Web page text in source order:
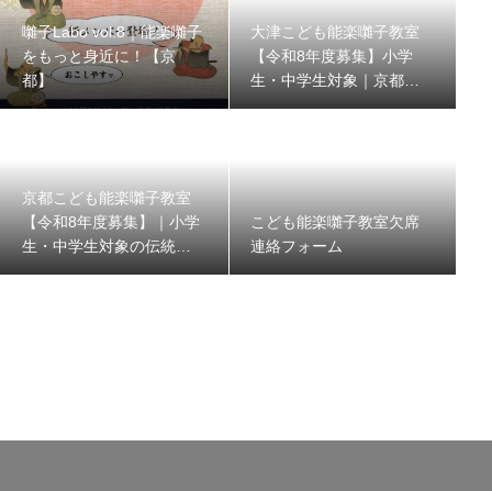
囃子Labo vol.8｜能楽囃子
をもっと身近に！【京
都】
大津こども能楽囃子教室
【令和8年度募集】小学
生・中学生対象｜京都能
京都こども能楽囃子教室
【令和8年度募集】｜小学
生・中学生対象の伝統文
こども能楽囃子教室欠席
連絡フォーム